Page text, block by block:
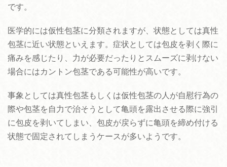
です。
医学的には仮性包茎に分類されますが、状態としては真性
包茎に近い状態といえます。症状としては包皮を剥く際に
痛みを感じたり、力が必要だったりとスムーズに剥けない
場合にはカントン包茎である可能性が高いです。
事象としては真性包茎もしくは仮性包茎の人が自慰行為の
際や包茎を自力で治そうとして亀頭を露出させる際に強引
に包皮を剥いてしまい、包皮が戻らずに亀頭を締め付ける
状態で固定されてしまうケースが多いようです。